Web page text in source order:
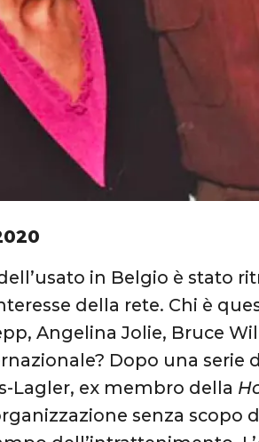
in Belgio è stato
della rete. Chi è
Angelina Jolie, Bruce
Dopo una serie
Lagler, ex membro della
senza